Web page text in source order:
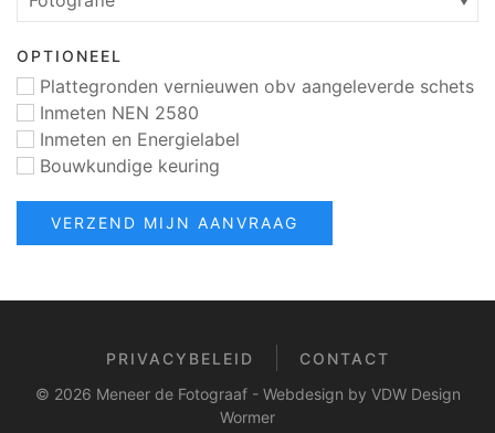
OPTIONEEL
Plattegronden vernieuwen obv aangeleverde schets
Inmeten NEN 2580
Inmeten en Energielabel
Bouwkundige keuring
VERZEND MIJN AANVRAAG
PRIVACYBELEID
CONTACT
© 2026 Meneer de Fotograaf - Webdesign by VDW Design
Wormer